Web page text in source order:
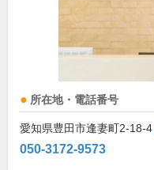
所在地・電話番号
愛知県豊田市逢妻町2-18-4
050-3172-9573